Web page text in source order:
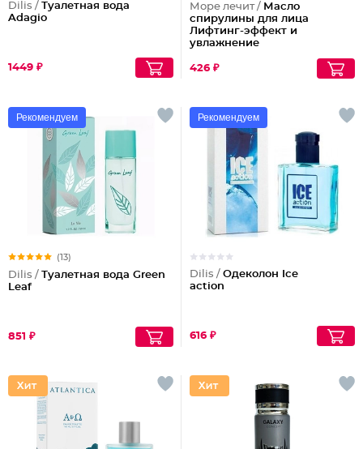
Dilis / Туалетная вода
Adagio
1449 ₽
Море лечит / Масло
спирулины для лица
Лифтинг-эффект и
увлажнение
426 ₽
Рекомендуем
(13)
Dilis / Туалетная вода Green
Leaf
851 ₽
Рекомендуем
Dilis / Одеколон Ice
action
616 ₽